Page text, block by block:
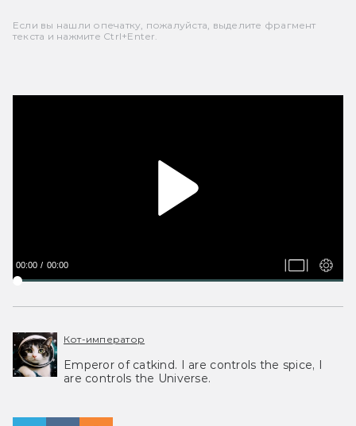
Если вы нашли опечатку, пожалуйста, выделите фрагмент
текста и нажмите Ctrl+Enter.
00:00 00:00
Кот-император
Emperor of catkind. I are controls the spice, I
are controls the Universe.